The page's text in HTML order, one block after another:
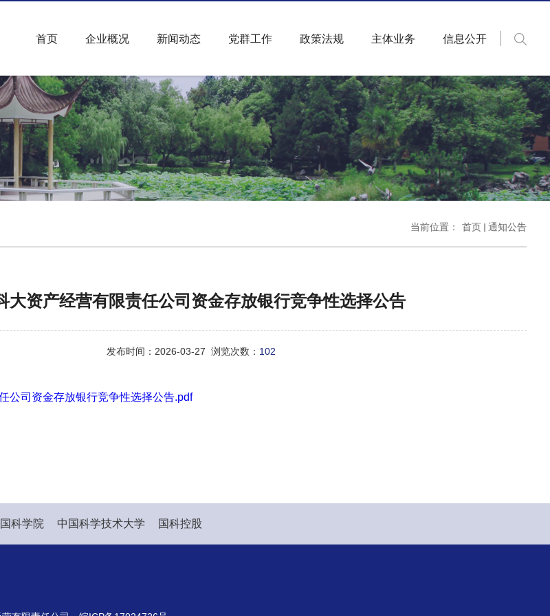
首页 企业概况 新闻动态 党群工作 政策法规 主体业务 信息公开
当前位置： 首页 通知公告
大资产经营有限责任公司资金存放银行竞争性选择公告
发布时间：2026-03-27 浏览次数： 102
公司资金存放银行竞争性选择公告.pdf
科学院 中国科学技术大学 国科控股